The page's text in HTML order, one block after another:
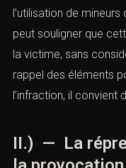
l’utilisation de
peut souligner que
la victime, sans
rappel des éléments
l’infraction, il convient
II.) — La